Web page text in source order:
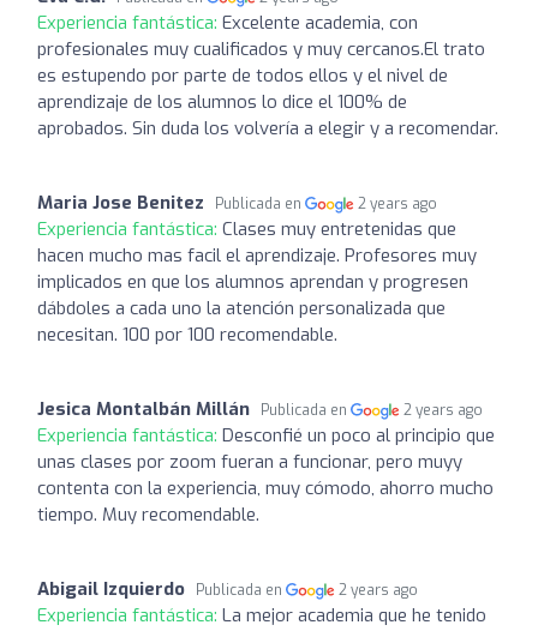
Experiencia fantástica: Excelente academia, con
profesionales muy cualificados y muy cercanos.El trato
es estupendo por parte de todos ellos y el nivel de
aprendizaje de los alumnos lo dice el 100% de
aprobados. Sin duda los volvería a elegir y a recomendar.
Maria Jose Benitez Publicada en 2 years ago
Experiencia fantástica: Clases muy entretenidas que
hacen mucho mas facil el aprendizaje. Profesores muy
implicados en que los alumnos aprendan y progresen
dábdoles a cada uno la atención personalizada que
necesitan. 100 por 100 recomendable.
Jesica Montalbán Millán Publicada en 2 years ago
Experiencia fantástica: Desconfié un poco al principio que
unas clases por zoom fueran a funcionar, pero muyy
contenta con la experiencia, muy cómodo, ahorro mucho
tiempo. Muy recomendable.
Abigail Izquierdo Publicada en 2 years ago
Experiencia fantástica: La mejor academia que he tenido